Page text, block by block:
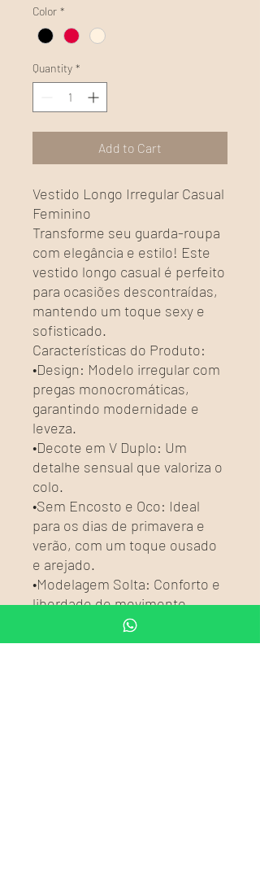
Color *
Quantity *
Add to Cart
Vestido Longo Irregular Casual
Feminino
Transforme seu guarda-roupa
com elegância e estilo! Este
vestido longo casual é perfeito
para ocasiões descontraídas,
mantendo um toque sexy e
sofisticado.
Características do Produto:
•Design: Modelo irregular com
pregas monocromáticas,
garantindo modernidade e
leveza.
•Decote em V Duplo: Um
detalhe sensual que valoriza o
colo.
•Sem Encosto e Oco: Ideal
para os dias de primavera e
verão, com um toque ousado
e arejado.
•Modelagem Solta: Conforto e
liberdade de movimento.
•Detalhe com Cadarço:
Acrescenta charme ao visual e